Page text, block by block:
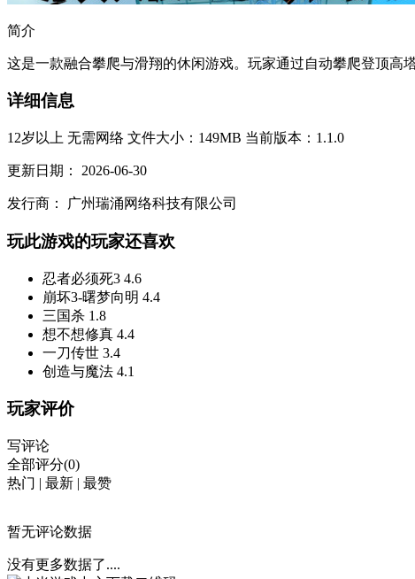
简介
这是一款融合攀爬与滑翔的休闲游戏。玩家通过自动攀爬登顶高
详细信息
12岁以上 无需网络 文件大小：149MB 当前版本：1.1.0
更新日期： 2026-06-30
发行商： 广州瑞涌网络科技有限公司
玩此游戏的玩家还喜欢
忍者必须死3 4.6
崩坏3-曙梦向明 4.4
三国杀 1.8
想不想修真 4.4
一刀传世 3.4
创造与魔法 4.1
玩家评价
写评论
全部评分(0)
热门 | 最新 | 最赞
暂无评论数据
没有更多数据了....